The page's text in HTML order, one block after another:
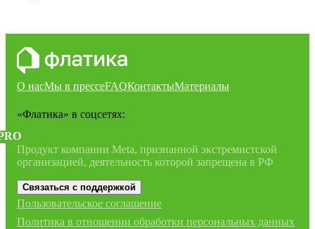
О насМы в прессеFAQКонтактыМатериалы
«Флатика» в соцсетях:
Продукт компании Meta, признанной экстремистской
организацией, деятельность которой запрещена в РФ
Связаться с поддержкой
Пользовательское соглашение
Политика в отношении обработки персональных данных